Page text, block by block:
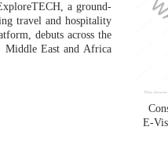
ExploreTECH, a ground-
breaking travel and hospitality
platform, debuts across the
Middle East and Africa